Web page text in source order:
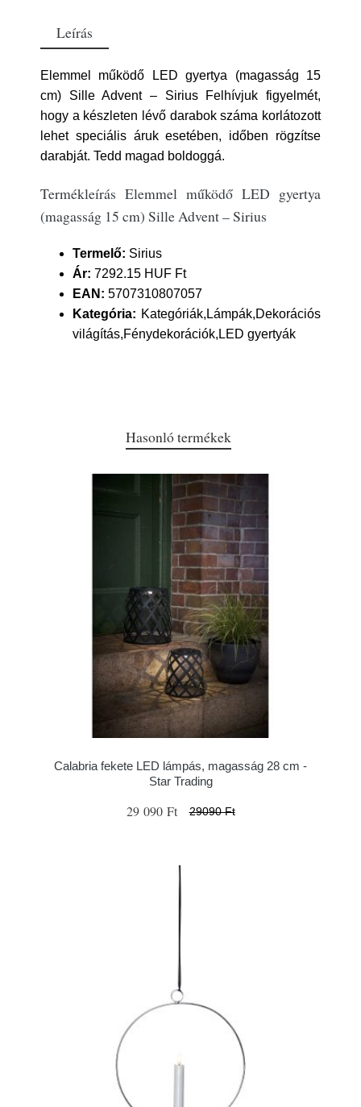
Leírás
Elemmel működő LED gyertya (magasság 15
cm) Sille Advent – Sirius Felhívjuk figyelmét,
hogy a készleten lévő darabok száma korlátozott
lehet speciális áruk esetében, időben rögzítse
darabját. Tedd magad boldoggá.
Termékleírás Elemmel működő LED gyertya
(magasság 15 cm) Sille Advent – Sirius
Termelő: Sirius
Ár: 7292.15 HUF Ft
EAN: 5707310807057
Kategória: Kategóriák,Lámpák,Dekorációs
világítás,Fénydekorációk,LED gyertyák
Hasonló termékek
Calabria fekete LED lámpás, magasság 28 cm -
Star Trading
29 090 Ft 29090 Ft